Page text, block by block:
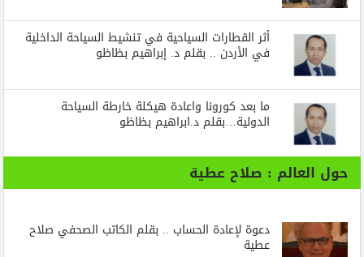
أثر القطارات السياحية في تنشيط السياحة الداخلية
في الأردن .. بقلم د. إبراهيم بظاظو
ما بعد كورونا واعادة هيكلة خارطة السياحة
الدولية…بقلم د.ابراهيم بظاظو
حول العالم : صلاح عطية
دعوة لإعادة الحساب .. بقلم الكاتب الصحفي صلاح
عطية